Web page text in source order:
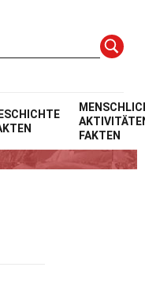
FAKTEN